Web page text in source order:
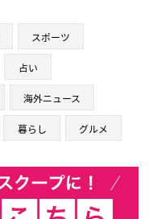
スポーツ
占い
海外ニュース
暮らし グルメ